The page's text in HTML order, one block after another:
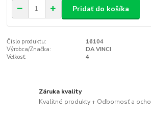
Pridať do košíka
Číslo produktu:
16104
Výrobca/Značka:
DA VINCI
Veľkosť:
4
Záruka kvality
Kvalitné produkty + Odbornosť a